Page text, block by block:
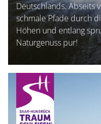
Deutschlands. Abseits
schmale Pfade durch
Höhen und entlang
Naturgenuss pur!